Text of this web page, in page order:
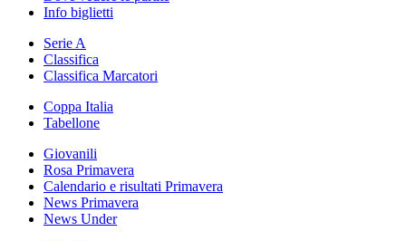
Info biglietti
Serie A
Classifica
Classifica Marcatori
Coppa Italia
Tabellone
Giovanili
Rosa Primavera
Calendario e risultati Primavera
News Primavera
News Under